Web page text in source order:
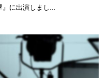
に出演しまし...